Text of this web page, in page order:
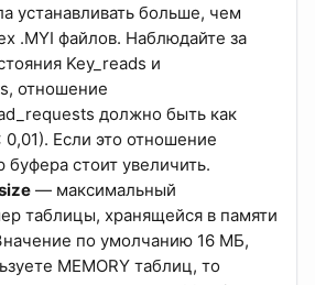
устанавливать больше, чем
.MYI файлов. Наблюдайте за
Key_reads и
отношение
должно быть как
Если это отношение
буфера стоит увеличить.
— максимальный
таблицы, хранящейся в памяти
по умолчанию 16 МБ,
MEMORY таблиц, то